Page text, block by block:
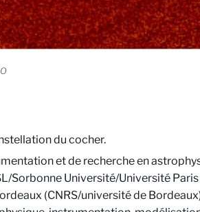
du cocher.
et de recherche en
Sorbonne Université/Université Paris
(CNRS/université de